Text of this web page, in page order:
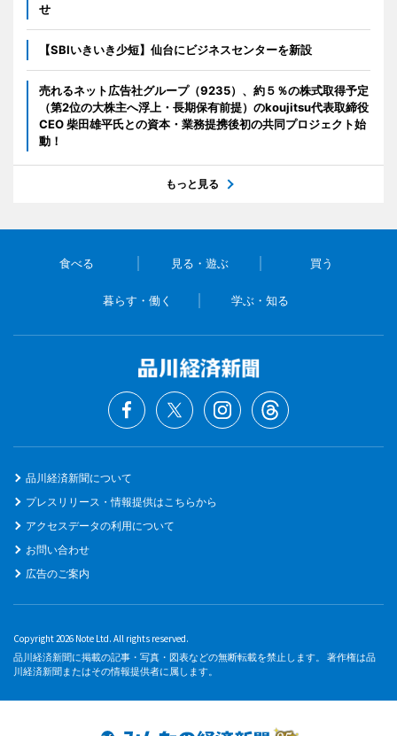
せ
【SBIいきいき少短】仙台にビジネスセンターを新設
売れるネット広告社グループ（9235）、約５％の株式取得予定
（第2位の大株主へ浮上・長期保有前提）のkoujitsu代表取締役
CEO 柴田雄平氏との資本・業務提携後初の共同プロジェクト始
動！
もっと見る
食べる 見る・遊ぶ 買う
暮らす・働く 学ぶ・知る
品川経済新聞について
プレスリリース・情報提供はこちらから
アクセスデータの利用について
お問い合わせ
広告のご案内
Copyright 2026 Note Ltd. All rights reserved.
品川経済新聞に掲載の記事・写真・図表などの無断転載を禁止します。 著作権は品
川経済新聞またはその情報提供者に属します。